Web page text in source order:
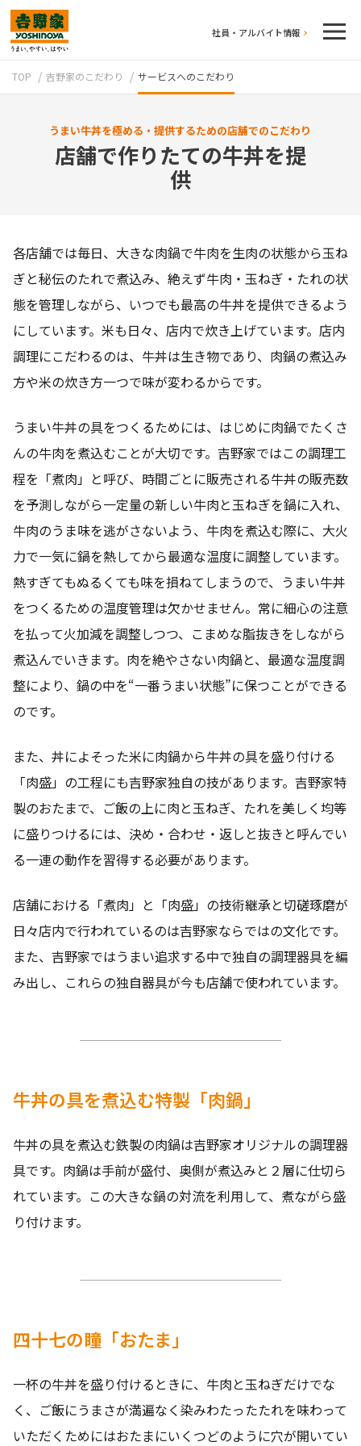
社員・アルバイト情報
牛丼のこだわり 吉野家の歴史
TOP 吉野家のこだわり サービスへのこだわり
うまい牛丼を極める・提供するための店舗でのこだわり
店舗で作りたての牛丼を提
供
各店舗では毎日、大きな肉鍋で牛肉を生肉の状態から玉ね
ぎと秘伝のたれで煮込み、絶えず牛肉・玉ねぎ・たれの状
態を管理しながら、いつでも最高の牛丼を提供できるよう
にしています。米も日々、店内で炊き上げています。店内
調理にこだわるのは、牛丼は生き物であり、肉鍋の煮込み
方や米の炊き方一つで味が変わるからです。
うまい牛丼の具をつくるためには、はじめに肉鍋でたくさ
んの牛肉を煮込むことが大切です。吉野家ではこの調理工
程を「煮肉」と呼び、時間ごとに販売される牛丼の販売数
を予測しながら一定量の新しい牛肉と玉ねぎを鍋に入れ、
牛肉のうま味を逃がさないよう、牛肉を煮込む際に、大火
力で一気に鍋を熱してから最適な温度に調整しています。
熱すぎてもぬるくても味を損ねてしまうので、うまい牛丼
をつくるための温度管理は欠かせません。常に細心の注意
を払って火加減を調整しつつ、こまめな脂抜きをしながら
煮込んでいきます。肉を絶やさない肉鍋と、最適な温度調
整により、鍋の中を“一番うまい状態”に保つことができる
のです。
また、丼によそった米に肉鍋から牛丼の具を盛り付ける
「肉盛」の工程にも吉野家独自の技があります。吉野家特
製のおたまで、ご飯の上に肉と玉ねぎ、たれを美しく均等
に盛りつけるには、決め・合わせ・返しと抜きと呼んでい
る一連の動作を習得する必要があります。
店舗における「煮肉」と「肉盛」の技術継承と切磋琢磨が
日々店内で行われているのは吉野家ならではの文化です。
また、吉野家ではうまい追求する中で独自の調理器具を編
み出し、これらの独自器具が今も店舗で使われています。
牛丼の具を煮込む特製「肉鍋」
牛丼の具を煮込む鉄製の肉鍋は吉野家オリジナルの調理器
具です。肉鍋は手前が盛付、奥側が煮込みと２層に仕切ら
れています。この大きな鍋の対流を利用して、煮ながら盛
り付けます。
四十七の瞳「おたま」
一杯の牛丼を盛り付けるときに、牛肉と玉ねぎだけでな
く、ご飯にうまさが満遍なく染みわたったたれを味わって
いただくためにはおたまにいくつどのように穴が開いてい